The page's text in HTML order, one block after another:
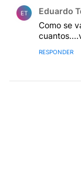
ET Eduardo
Como se
RESPONDER